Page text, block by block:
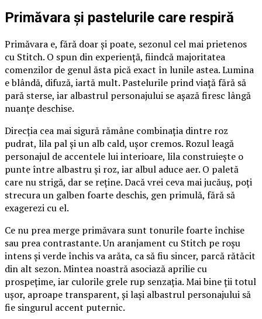
Primăvara și pastelurile care respiră
Primăvara e, fără doar și poate, sezonul cel mai prietenos
cu Stitch. O spun din experiență, fiindcă majoritatea
comenzilor de genul ăsta pică exact în lunile astea. Lumina
e blândă, difuză, iartă mult. Pastelurile prind viață fără să
pară sterse, iar albastrul personajului se așază firesc lângă
nuanțe deschise.
Direcția cea mai sigură rămâne combinația dintre roz
pudrat, lila pal și un alb cald, ușor cremos. Rozul leagă
personajul de accentele lui interioare, lila construiește o
punte între albastru și roz, iar albul aduce aer. O paletă
care nu strigă, dar se reține. Dacă vrei ceva mai jucăuș, poți
strecura un galben foarte deschis, gen primulă, fără să
exagerezi cu el.
Ce nu prea merge primăvara sunt tonurile foarte închise
sau prea contrastante. Un aranjament cu Stitch pe roșu
intens și verde închis va arăta, ca să fiu sincer, parcă rătăcit
din alt sezon. Mintea noastră asociază aprilie cu
prospețime, iar culorile grele rup senzația. Mai bine ții totul
ușor, aproape transparent, și lași albastrul personajului să
fie singurul accent puternic.